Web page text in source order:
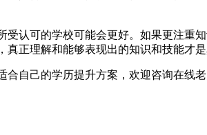
可的学校可能会更好。如果更注重
正理解和能够表现出的知识和技能才是
己的学历提升方案，欢迎咨询在线老